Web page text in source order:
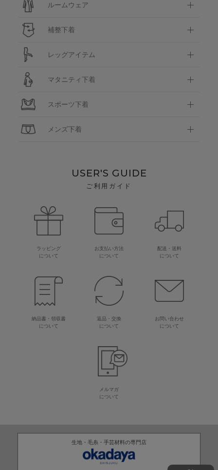
ルームウェア
補整下着
レッグアイテム
マタニティ下着
スポーツ下着
メンズ下着
USER'S GUIDE
ご利用ガイド
ラッピング
について
お支払い方法
について
配送・送料
について
納品書・領収書
について
返品・交換
について
お問い合わせ
について
メルマガ
について
生地・毛糸・手芸材料の専門店